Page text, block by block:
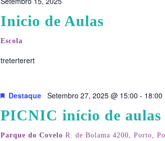
Inicio de Aulas
Escola
treterterert
Destaque Setembro 27, 2025 @ 15:00 - 18:00
PICNIC início de aulas
Parque do Covelo R. de Bolama 4200, Porto,